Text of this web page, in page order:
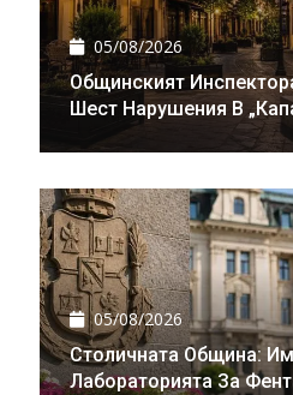
05/08/2026
Общинският
Шест Нарушения В
05/08/2026
Столичната Община:
Лабораторията За